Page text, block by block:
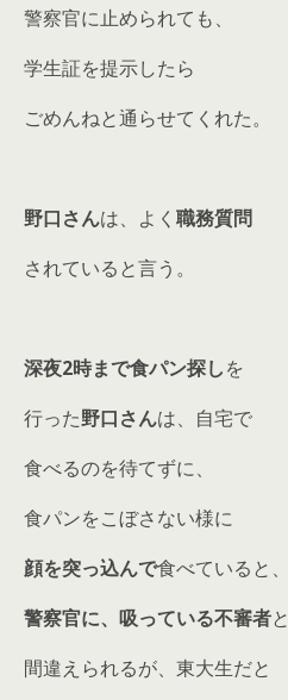
警察官に止められても、
学生証を提示したら
ごめんねと通らせてくれた。
野口さんは、よく 職務質問
されていると言う。
深夜2時まで食パン探しを
行った野口さんは、自宅で
食べるのを待てずに、
食パンをこぼさない様に
顔を突っ込んで食べていると、
警察官に、吸っている不審者と
間違えられるが、東大生だと